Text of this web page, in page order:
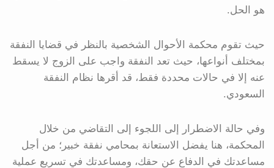
هو الحل.
حيث تقوم محكمة الأحوال الشخصية بالنظر في قضايا النفقة
بمختلف أنواعها، حيث تعد النفقة واجب على الزوج لا يسقط
عنه إلا في حالات محددة فقط، قد أقرها نظام النفقة
السعودي.
وفي حالة الاضطرار إلى اللجوء إلى التقاضي من خلال
المحكمة، هنا يفضل الاستعانة بمحامي نفقة خبير؛ من أجل
مساعدتك في الدفاع عن حقك، ومساعدتك في تسريع عملية